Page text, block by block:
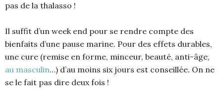
pas de la thalasso !
Il suffit d’un week end pour se rendre compte des
bienfaits d’une pause marine. Pour des effets durables,
une cure (remise en forme, minceur, beauté, anti-âge,
au masculin…) d’au moins six jours est conseillée. On ne
se le fait pas dire deux fois !